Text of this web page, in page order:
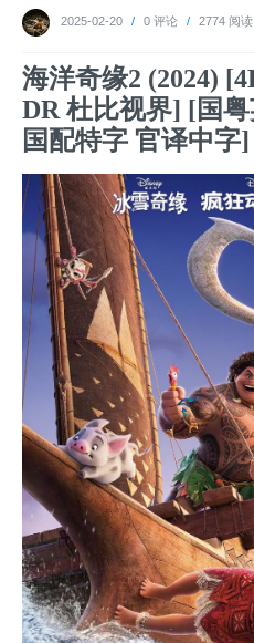
2025-02-20 / 0 评论 / 2774 阅读
海洋奇缘2 (2024)
DR 杜比视界] [国
国配特字 官译中字